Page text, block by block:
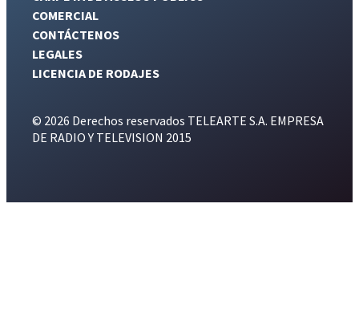
COMERCIAL
CONTÁCTENOS
LEGALES
LICENCIA DE RODAJES
© 2026 Derechos reservados TELEARTE S.A. EMPRESA
DE RADIO Y TELEVISION 2015